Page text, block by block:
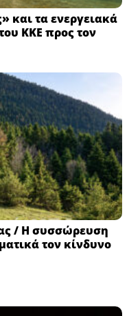
και τα ενεργειακά
ΚΚΕ προς τον
/ Η συσσώρευση
τον κίνδυνο